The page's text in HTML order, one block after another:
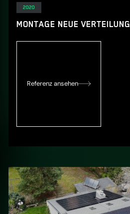
Elektro
MONTAGE NEUE VERTEILUNG
Referenz ansehen
2020